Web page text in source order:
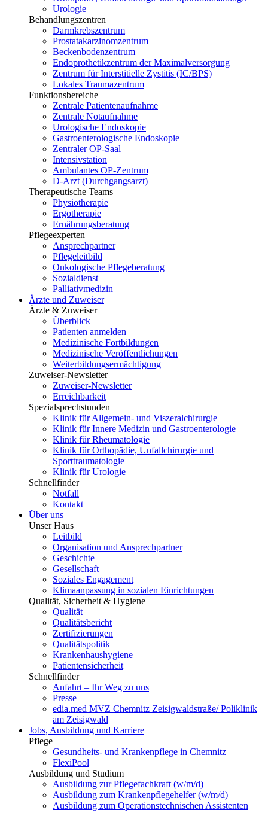
Urologie
Behandlungszentren
Darmkrebszentrum
Prostatakarzinomzentrum
Beckenbodenzentrum
Endoprothetikzentrum der Maximalversorgung
Zentrum für Interstitielle Zystitis (IC/BPS)
Lokales Traumazentrum
Funktionsbereiche
Zentrale Patientenaufnahme
Zentrale Notaufnahme
Urologische Endoskopie
Gastroenterologische Endoskopie
Zentraler OP-Saal
Intensivstation
Ambulantes OP-Zentrum
D-Arzt (Durchgangsarzt)
Therapeutische Teams
Physiotherapie
Ergotherapie
Ernährungsberatung
Pflegeexperten
Ansprechpartner
Pflegeleitbild
Onkologische Pflegeberatung
Sozialdienst
Palliativmedizin
Ärzte und Zuweiser
Ärzte & Zuweiser
Überblick
Patienten anmelden
Medizinische Fortbildungen
Medizinische Veröffentlichungen
Weiterbildungsermächtigung
Zuweiser-Newsletter
Zuweiser-Newsletter
Erreichbarkeit
Spezialsprechstunden
Klinik für Allgemein- und Viszeralchirurgie
Klinik für Innere Medizin und Gastroenterologie
Klinik für Rheumatologie
Klinik für Orthopädie, Unfallchirurgie und
Sporttraumatologie
Klinik für Urologie
Schnellfinder
Notfall
Kontakt
Über uns
Unser Haus
Leitbild
Organisation und Ansprechpartner
Geschichte
Gesellschaft
Soziales Engagement
Klimaanpassung in sozialen Einrichtungen
Qualität, Sicherheit & Hygiene
Qualität
Qualitätsbericht
Zertifizierungen
Qualitätspolitik
Krankenhaushygiene
Patientensicherheit
Schnellfinder
Anfahrt – Ihr Weg zu uns
Presse
edia.med MVZ Chemnitz Zeisigwaldstraße/ Poliklinik
am Zeisigwald
Jobs, Ausbildung und Karriere
Pflege
Gesundheits- und Krankenpflege in Chemnitz
FlexiPool
Ausbildung und Studium
Ausbildung zur Pflegefachkraft (w/m/d)
Ausbildung zum Krankenpflegehelfer (w/m/d)
Ausbildung zum Operationstechnischen Assistenten